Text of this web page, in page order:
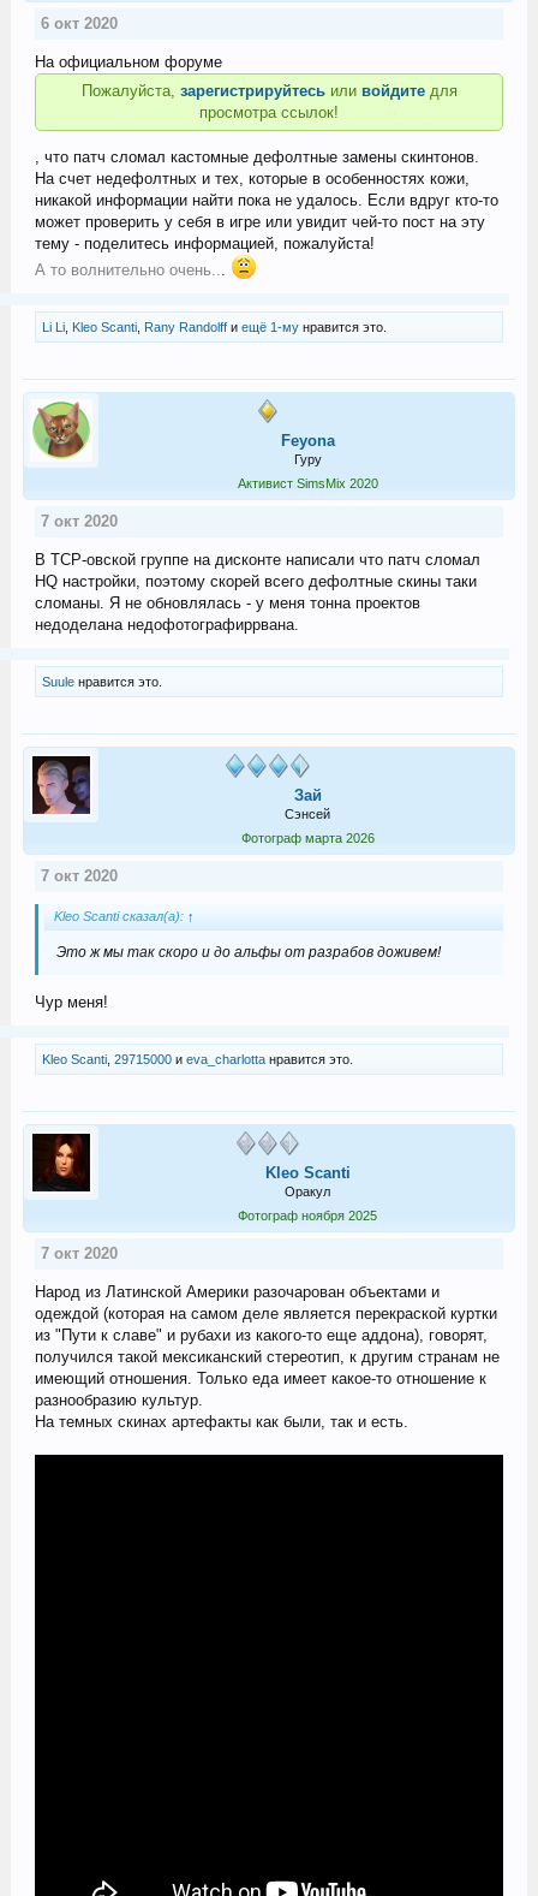
6 окт 2020
На официальном форуме
Пожалуйста, зарегистрируйтесьили войдите для
просмотра ссылок!
, что патч сломал кастомные дефолтные замены скинтонов.
На счет недефолтных и тех, которые в особенностях кожи,
никакой информации найти пока не удалось. Если вдруг кто-то
может проверить у себя в игре или увидит чей-то пост на эту
тему - поделитесь информацией, пожалуйста!
А то волнительно очень...
Li Li, Kleo Scanti, Rany Randolffи ещё 1-мунравится это.
Feyona
Гуру
Активист SimsMix 2020
7 окт 2020
В ТСР-овской группе на дисконте написали что патч сломал
HQ настройки, поэтому скорей всего дефолтные скины таки
сломаны. Я не обновлялась - у меня тонна проектов
недоделана недофотографиррвана.
Suuleнравится это.
Зай
Сэнсей
Фотограф марта 2026
7 окт 2020
Kleo Scanti сказал(а): ↑
Это ж мы так скоро и до альфы от разрабов доживем!
Чур меня!
Kleo Scanti, 29715000и eva_charlottaнравится это.
Kleo Scanti
Оракул
Фотограф ноября 2025
7 окт 2020
Народ из Латинской Америки разочарован объектами и
одеждой (которая на самом деле является перекраской куртки
из "Пути к славе" и рубахи из какого-то еще аддона), говорят,
получился такой мексиканский стереотип, к другим странам не
имеющий отношения. Только еда имеет какое-то отношение к
разнообразию культур.
На темных скинах артефакты как были, так и есть.